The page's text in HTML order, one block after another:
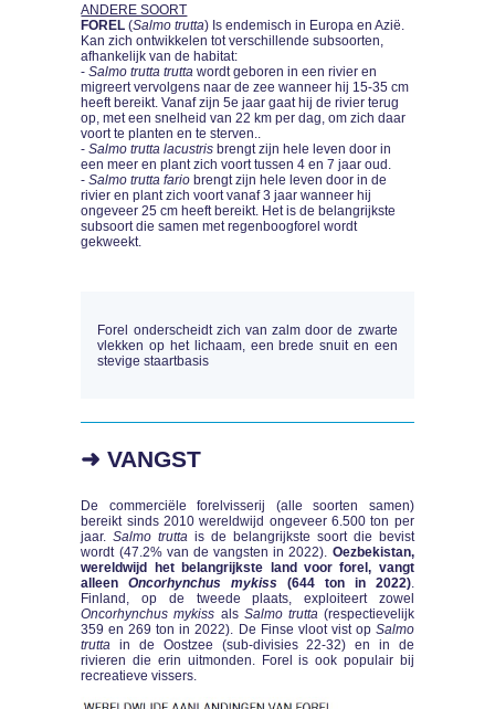
ANDERE SOORT
FOREL(Salmo trutta) Is endemisch in Europa en Azië.
Kan zich ontwikkelen tot verschillende subsoorten,
afhankelijk van de habitat:
-Salmo trutta truttawordt geboren in een rivier en
migreert vervolgens naar de zee wanneer hij 15-35 cm
heeft bereikt. Vanaf zijn 5e jaar gaat hij de rivier terug
op, met een snelheid van 22 km per dag, om zich daar
voort te planten en te sterven..
-Salmo trutta lacustrisbrengt zijn hele leven door in
een meer en plant zich voort tussen 4 en 7 jaar oud.
-Salmo trutta fariobrengt zijn hele leven door in de
rivier en plant zich voort vanaf 3 jaar wanneer hij
ongeveer 25 cm heeft bereikt. Het is de belangrijkste
subsoort die samen met regenboogforel wordt
gekweekt.
Forel onderscheidt zich van zalm door de zwarte
vlekken op het lichaam, een brede snuit en een
stevige staartbasis
➜ VANGST
De commerciële forelvisserij (alle soorten samen)
bereikt sinds 2010 wereldwijd ongeveer 6.500 ton per
jaar.Salmo truttais de belangrijkste soort die bevist
wordt (47.2% van de vangsten in 2022). Oezbekistan,
wereldwijd het belangrijkste land voor forel, vangt
alleenOncorhynchus mykiss(644 ton in 2022).
Finland, op de tweede plaats, exploiteert zowel
Oncorhynchus mykiss als Salmo trutta (respectievelijk
359 en 269 ton in 2022). De Finse vloot vist op Salmo
truttain de Oostzee (sub-divisies 22-32) en in de
rivieren die erin uitmonden. Forel is ook populair bij
recreatieve vissers.